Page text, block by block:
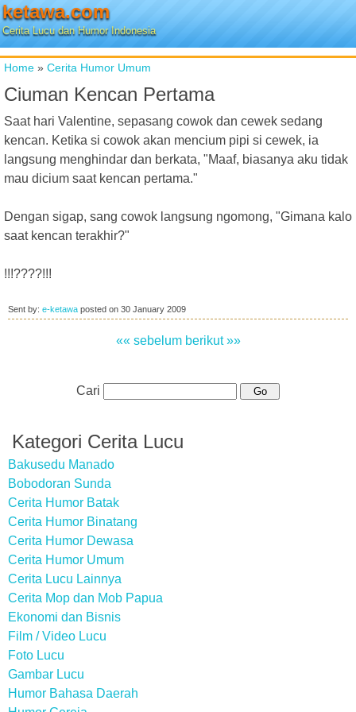
ketawa.com
Cerita Lucu dan Humor Indonesia
Home » Cerita Humor Umum
Ciuman Kencan Pertama
Saat hari Valentine, sepasang cowok dan cewek sedang
kencan. Ketika si cowok akan mencium pipi si cewek, ia
langsung menghindar dan berkata, "Maaf, biasanya aku tidak
mau dicium saat kencan pertama."
Dengan sigap, sang cowok langsung ngomong, "Gimana kalo
saat kencan terakhir?"
!!!????!!!
Sent by: e-ketawa posted on 30 January 2009
«« sebelum berikut »»
Cari
Kategori Cerita Lucu
Bakusedu Manado
Bobodoran Sunda
Cerita Humor Batak
Cerita Humor Binatang
Cerita Humor Dewasa
Cerita Humor Umum
Cerita Lucu Lainnya
Cerita Mop dan Mob Papua
Ekonomi dan Bisnis
Film / Video Lucu
Foto Lucu
Gambar Lucu
Humor Bahasa Daerah